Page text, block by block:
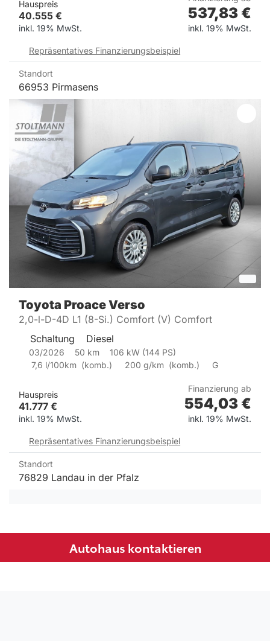
Hauspreis
40.555 €
inkl. 19% MwSt.
537,83 €
inkl. 19% MwSt.
Repräsentatives Finanzierungsbeispiel
Standort
66953 Pirmasens
Toyota Proace Verso
2,0-l-D-4D L1 (8-Si.) Comfort (V) Comfort
Schaltung
Diesel
03/2026 50 km 106 kW (144 PS)
7,6 l/100km (komb.) 200 g/km (komb.) G
Hauspreis
41.777 €
inkl. 19% MwSt.
Finanzierung ab
554,03 €
inkl. 19% MwSt.
Repräsentatives Finanzierungsbeispiel
Standort
76829 Landau in der Pfalz
Autohaus kontaktieren